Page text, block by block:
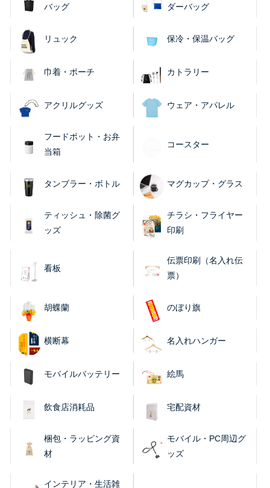
バッグ
ダーバッグ
リュック 保冷・保温バッグ
巾着・ポーチ カトラリー
アクリルグッズ ウェア・アパレル
フードポット・お弁
当箱
コースター
タンブラー・ボトル マグカップ・グラス
ティッシュ・除菌グ
ッズ
チラシ・フライヤー
印刷
看板
伝票印刷（名入れ伝
票）
胡蝶蘭 のぼり旗
横断幕 名入れハンガー
モバイルバッテリー 絵馬
飲食店消耗品 宅配資材
梱包・ラッピング資
材
モバイル・PC周辺グ
ッズ
インテリア・生活雑